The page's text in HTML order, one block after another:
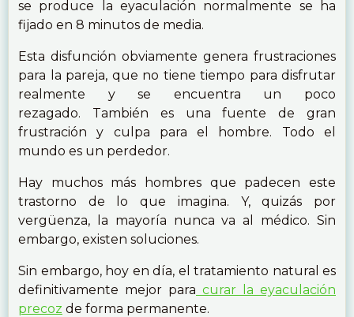
se produce la eyaculación normalmente se ha
fijado en 8 minutos de media.
Esta disfunción obviamente genera frustraciones
para la pareja, que no tiene tiempo para disfrutar
realmente y se encuentra un poco
rezagado. También es una fuente de gran
frustración y culpa para el hombre. Todo el
mundo es un perdedor.
Hay muchos más hombres que padecen este
trastorno de lo que imagina. Y, quizás por
vergüenza, la mayoría nunca va al médico. Sin
embargo, existen soluciones.
Sin embargo, hoy en día, el tratamiento natural es
definitivamente mejor para curar la eyaculación
precoz de forma permanente.